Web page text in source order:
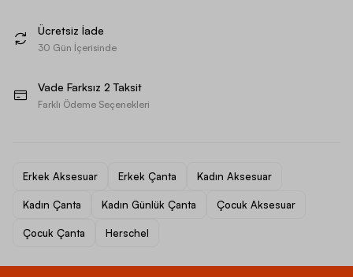
Ücretsiz İade
30 Gün İçerisinde
Vade Farksız 2 Taksit
Farklı Ödeme Seçenekleri
Erkek Aksesuar Erkek Çanta Kadın Aksesuar
Kadın Çanta Kadın Günlük Çanta Çocuk Aksesuar
Çocuk Çanta Herschel